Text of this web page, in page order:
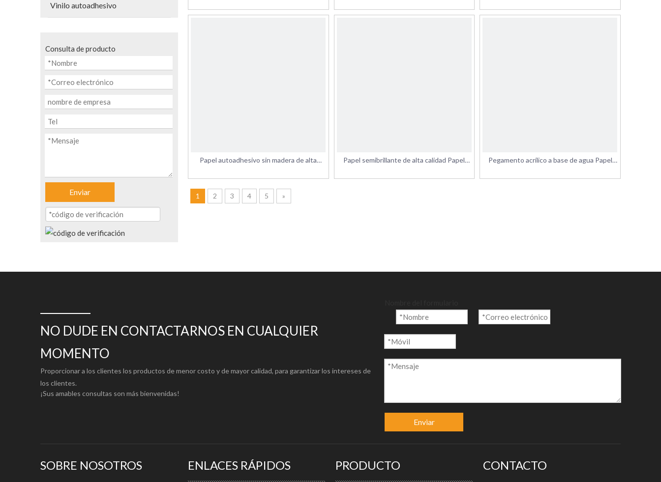
Vinilo autoadhesivo
Consulta de producto
Enviar
buena calidad de los 70*100cm
Papel autoadhesivo sin madera de alta
Papel semibrillante de alta calidad Papel
Pegamento acrílico a base de agua Papel
con ranura trasera
1
2 3 4 5 »
NO DUDE EN CONTACTARNOS EN CUALQUIER
MOMENTO
Proporcionar a los clientes los productos de menor costo y de mayor calidad, para garantizar los intereses de
los clientes.
¡Sus amables consultas son más bienvenidas!
Enviar
SOBRE NOSOTROS ENLACES RÁPIDOS PRODUCTO CONTACTO